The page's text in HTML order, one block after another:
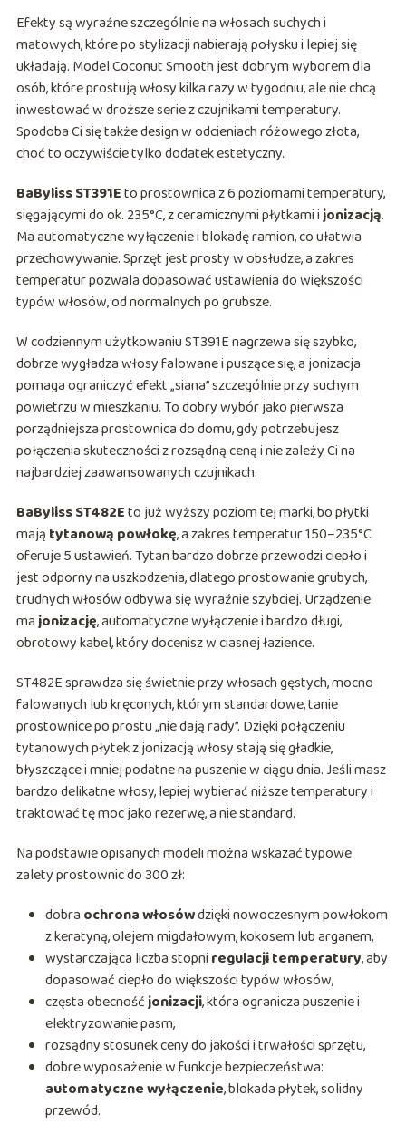
Efekty są wyraźne szczególnie na włosach suchych i
matowych, które po stylizacji nabierają połysku i lepiej się
układają. Model Coconut Smooth jest dobrym wyborem dla
osób, które prostują włosy kilka razy w tygodniu, ale nie chcą
inwestować w droższe serie z czujnikami temperatury.
Spodoba Ci się także design w odcieniach różowego złota,
choć to oczywiście tylko dodatek estetyczny.
BaByliss ST391Eto prostownica z 6 poziomami temperatury,
sięgającymi do ok. 235°C, z ceramicznymi płytkami ijonizacją.
Ma automatyczne wyłączenie i blokadę ramion, co ułatwia
przechowywanie. Sprzęt jest prosty w obsłudze, a zakres
temperatur pozwala dopasować ustawienia do większości
typów włosów, od normalnych po grubsze.
W codziennym użytkowaniu ST391E nagrzewa się szybko,
dobrze wygładza włosy falowane i puszące się, a jonizacja
pomaga ograniczyć efekt „siana” szczególnie przy suchym
powietrzu w mieszkaniu. To dobry wybór jako pierwsza
porządniejsza prostownica do domu, gdy potrzebujesz
połączenia skuteczności z rozsądną ceną i nie zależy Ci na
najbardziej zaawansowanych czujnikach.
BaByliss ST482Eto już wyższy poziom tej marki, bo płytki
mają tytanową powłokę, a zakres temperatur 150–235°C
oferuje 5 ustawień. Tytan bardzo dobrze przewodzi ciepło i
jest odporny na uszkodzenia, dlatego prostowanie grubych,
trudnych włosów odbywa się wyraźnie szybciej. Urządzenie
majonizację, automatyczne wyłączenie i bardzo długi,
obrotowy kabel, który docenisz w ciasnej łazience.
ST482E sprawdza się świetnie przy włosach gęstych, mocno
falowanych lub kręconych, którym standardowe, tanie
prostownice po prostu „nie dają rady”. Dzięki połączeniu
tytanowych płytek z jonizacją włosy stają się gładkie,
błyszczące i mniej podatne na puszenie w ciągu dnia. Jeśli masz
bardzo delikatne włosy, lepiej wybierać niższe temperatury i
traktować tę moc jako rezerwę, a nie standard.
Na podstawie opisanych modeli można wskazać typowe
zalety prostownic do 300 zł:
dobra ochrona włosówdzięki nowoczesnym powłokom
z keratyną, olejem migdałowym, kokosem lub arganem,
wystarczająca liczba stopni regulacji temperatury, aby
dopasować ciepło do większości typów włosów,
częsta obecnośćjonizacji, która ogranicza puszenie i
elektryzowanie pasm,
rozsądny stosunek ceny do jakości i trwałości sprzętu,
dobre wyposażenie w funkcje bezpieczeństwa:
automatyczne wyłączenie, blokada płytek, solidny
przewód.